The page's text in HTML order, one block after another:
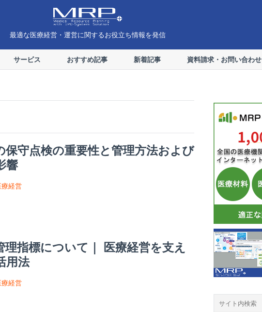
最適な医療経営・運営に関するお役立ち情報を発信
サービス おすすめ記事 新着記事 資料請求・お問い合わせ
保守点検の重要性と管理方法および
響
療経営
理指標について｜ 医療経営を支え
用法
療経営